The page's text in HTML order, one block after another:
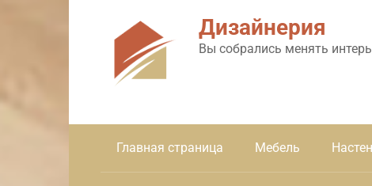
Дизайнерия
Вы собрались менять
Главная страница Мебель